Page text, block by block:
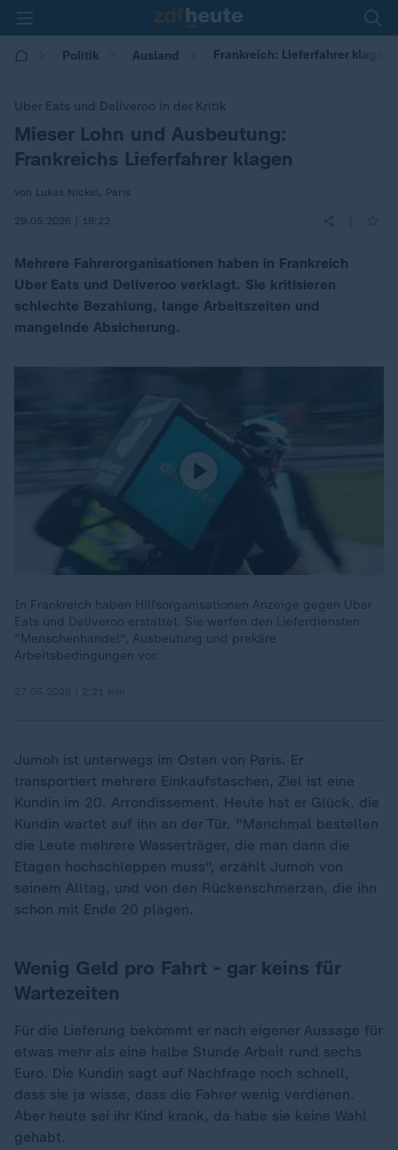
Politik Ausland Frankreich: Lieferfahrer klagen
Uber Eats und Deliveroo in der Kritik
:Mieser Lohn und Ausbeutung:
Frankreichs Lieferfahrer klagen
von Lukas Nickel, Paris
29.05.2026 | 18:22
Mehrere Fahrerorganisationen haben in Frankreich
Uber Eats und Deliveroo verklagt. Sie kritisieren
schlechte Bezahlung, lange Arbeitszeiten und
mangelnde Absicherung.
In Frankreich haben Hilfsorganisationen Anzeige gegen Uber
Eats und Deliveroo erstattet. Sie werfen den Lieferdiensten
"Menschenhandel", Ausbeutung und prekäre
Arbeitsbedingungen vor.
Jumoh ist unterwegs im Osten von Paris. Er
transportiert mehrere Einkaufstaschen, Ziel ist eine
Kundin im 20. Arrondissement. Heute hat er Glück, die
Kundin wartet auf ihn an der Tür. "Manchmal bestellen
die Leute mehrere Wasserträger, die man dann die
Etagen hochschleppen muss", erzählt Jumoh von
seinem Alltag, und von den Rückenschmerzen, die ihn
schon mit Ende 20 plagen.
Wenig Geld pro Fahrt - gar keins für
Wartezeiten
Für die Lieferung bekommt er nach eigener Aussage für
etwas mehr als eine halbe Stunde Arbeit rund sechs
Euro. Die Kundin sagt auf Nachfrage noch schnell,
dass sie ja wisse, dass die Fahrer wenig verdienen.
Aber heute sei ihr Kind krank, da habe sie keine Wahl
gehabt.